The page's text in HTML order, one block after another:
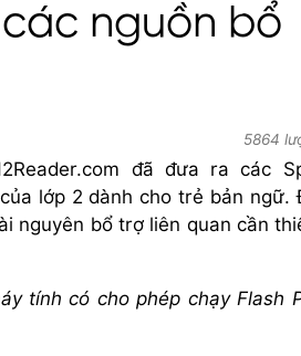
nguồn bổ
5864
đã đưa ra các
lớp 2 dành cho trẻ bản ngữ.
nguyên bổ trợ liên quan cần
tính có cho phép chạy Flash